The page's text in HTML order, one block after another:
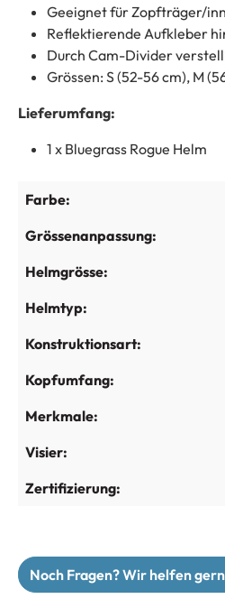
Geeignet für Zopfträger/
Reflektierende Aufkleber
Durch Cam-Divider
Grössen: S (52-56 cm), M
Lieferumfang:
1 x Bluegrass Rogue Helm
Farbe:
Grössenanpassung:
Helmgrösse:
Helmtyp:
Konstruktionsart:
Kopfumfang:
Merkmale:
Visier:
Zertifizierung:
Noch Fragen? Wir helfen